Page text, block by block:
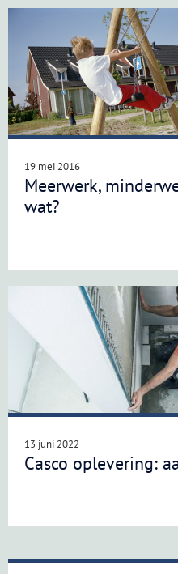
19 mei 2016
Meerwerk,
wat?
13 juni 2022
Casco oplevering: